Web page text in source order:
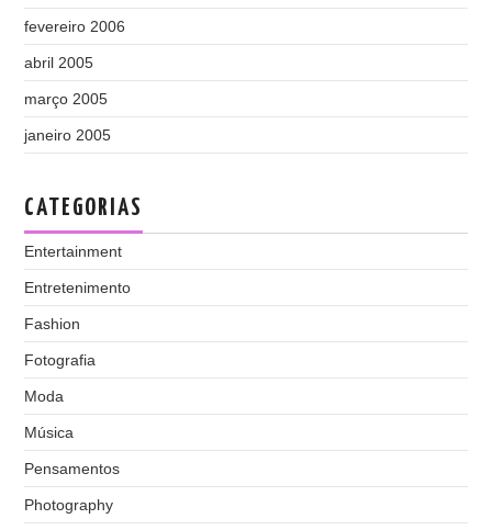
fevereiro 2006
abril 2005
março 2005
janeiro 2005
CATEGORIAS
Entertainment
Entretenimento
Fashion
Fotografia
Moda
Música
Pensamentos
Photography